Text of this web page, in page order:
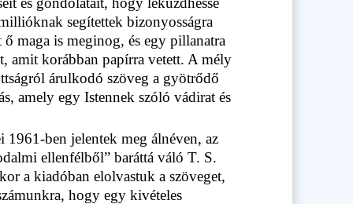
segítettek bizonyosságra
ő maga is meginog, és egy pillanatra
amit korábban papírra vetett. A mély
árulkodó szöveg a gyötrődő
amely egy Istennek szóló vádirat és
1961-ben jelentek meg álnéven, az
ellenfélből” baráttá váló T. S.
a kiadóban elolvastuk a szöveget,
hogy egy kivételes